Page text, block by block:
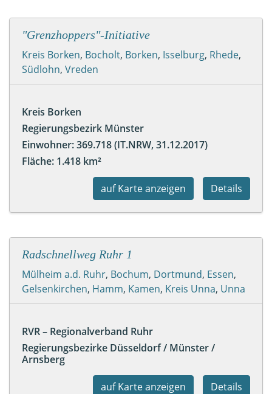
"Grenzhoppers"-Initiative
Kreis Borken, Bocholt, Borken, Isselburg, Rhede,
Südlohn, Vreden
Kreis Borken
Regierungsbezirk Münster
Einwohner: 369.718 (IT.NRW, 31.12.2017)
Fläche: 1.418 km²
Details
auf Karte anzeigen
Radschnellweg Ruhr 1
Mülheim a.d. Ruhr, Bochum, Dortmund, Essen,
Gelsenkirchen, Hamm, Kamen, Kreis Unna, Unna
RVR – Regionalverband Ruhr
Regierungsbezirke Düsseldorf / Münster /
Arnsberg
Details
auf Karte anzeigen